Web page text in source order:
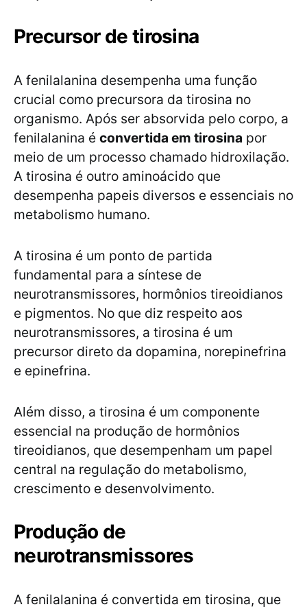
Precursor de tirosina
A fenilalanina desempenha uma função
crucial como precursora da tirosina no
organismo. Após ser absorvida pelo corpo, a
fenilalanina é convertida em tirosina por
meio de um processo chamado hidroxilação.
A tirosina é outro aminoácido que
desempenha papeis diversos e essenciais no
metabolismo humano.
A tirosina é um ponto de partida
fundamental para a síntese de
neurotransmissores, hormônios tireoidianos
e pigmentos. No que diz respeito aos
neurotransmissores, a tirosina é um
precursor direto da dopamina, norepinefrina
e epinefrina.
Além disso, a tirosina é um componente
essencial na produção de hormônios
tireoidianos, que desempenham um papel
central na regulação do metabolismo,
crescimento e desenvolvimento.
Produção de
neurotransmissores
A fenilalanina é convertida em tirosina, que